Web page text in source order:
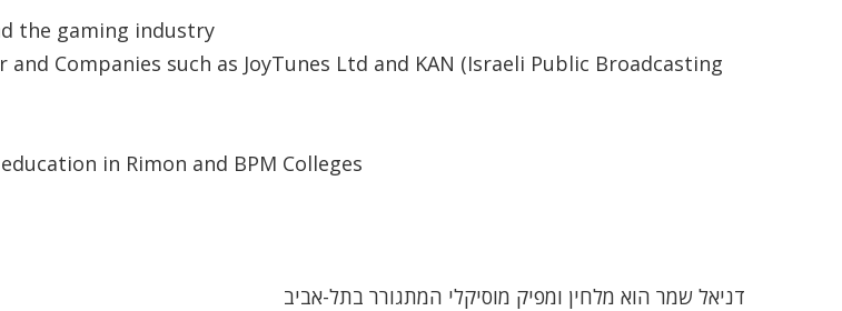
the gaming industry
Companies such as JoyTunes Ltd and KAN (Israeli Public Broadcasting
in Rimon and BPM Colleges
דניאל שמר הוא מלחין ומפיק מוסיקלי המתגורר בתל-אביב